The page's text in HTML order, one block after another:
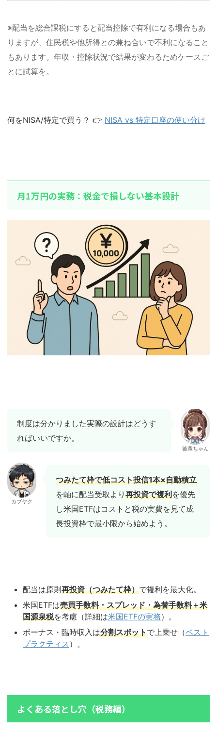
※配当を総合課税にすると配当控除で有利になる場合もあ
りますが、住民税や他所得との兼ね合いで不利になること
もあります。年収・控除状況で結果が変わるためケースご
とに試算を。
何をNISA/特定で買う？ 👉 NISA vs 特定口座の使い分け
月1万円の実務：税金で損しない基本設計
制度は分かりました実際の設計はどうす
ればいいですか。
後輩ちゃん
カブヤク
つみたて枠で低コスト投信1本×自動積立
を軸に配当受取より 再投資で複利を優先
し米国ETFはコストと税の実費を見て成
長投資枠で最小限から始めよう。
配当は原則再投資（つみたて枠）で複利を最大化。
米国ETFは売買手数料・スプレッド・為替手数料＋米
国源泉税を考慮（詳細は米国ETFの実務）。
ボーナス・臨時収入は分割スポットで上乗せ（ベスト
プラクティス ）。
よくある落とし穴（税務編）